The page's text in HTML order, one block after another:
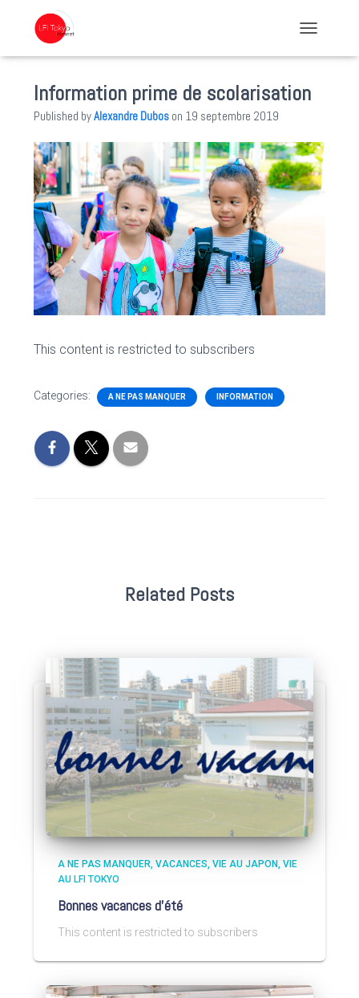
Information prime de scolarisation
Published byAlexandre Dubos on 19 septembre 2019
This content is restricted to subscribers
Categories: A NE PAS MANQUER INFORMATION
Related Posts
A NE PAS MANQUER VACANCES VIE AU JAPON VIE
AU LFI TOKYO
Bonnes vacances d’été
This content is restricted to subscribers